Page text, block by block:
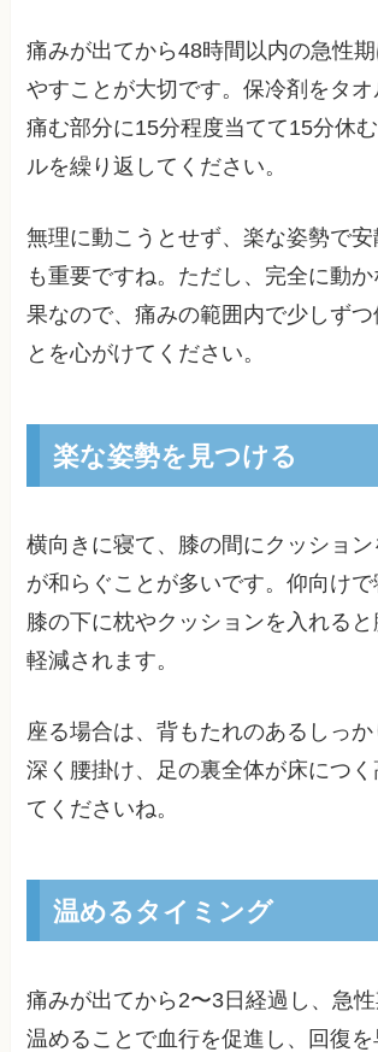
痛みが出てから48時間以内の急性
やすことが大切です。保冷剤をタオ
痛む部分に15分程度当てて15分休
ルを繰り返してください。
無理に動こうとせず、楽な姿勢で安
も重要ですね。ただし、完全に動
果なので、痛みの範囲内で少しずつ
とを心がけてください。
楽な姿勢を見つける
横向きに寝て、膝の間にクッショ
が和らぐことが多いです。仰向けで
膝の下に枕やクッションを入れる
軽減されます。
座る場合は、背もたれのあるしっ
深く腰掛け、足の裏全体が床につく
てくださいね。
温めるタイミング
痛みが出てから2〜3日経過し、急
温めることで血行を促進し、回復